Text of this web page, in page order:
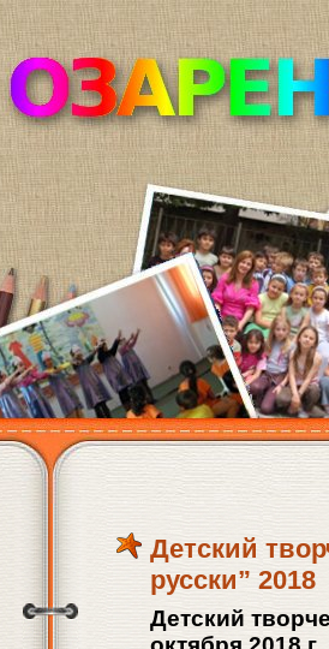
Детский
русски” 2018
Детский